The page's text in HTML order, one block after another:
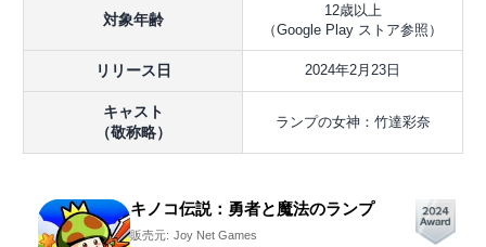
対象年齢
12歳以上
（Google Play ストア参照）
リリース日 2024年2月23日
キャスト
（敬称略）
ランプの女神：竹達彩奈
キノコ伝説：勇者と魔法のランプ
販売元: Joy Net Games